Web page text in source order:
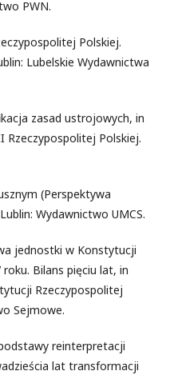
PWN.
Polskiej.
Lubelskie Wydawnictwa
zasad ustrojowych, in
Rzeczypospolitej Polskiej.
(Perspektywa
Wydawnictwo UMCS.
jednostki w Konstytucji
Bilans pięciu lat, in
Rzeczypospolitej
Sejmowe.
reinterpretacji
lat transformacji